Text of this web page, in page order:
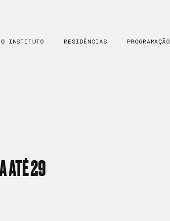
O INSTITUTO RESIDÊNCIAS PROGRAMAÇÃO
ATÉ29